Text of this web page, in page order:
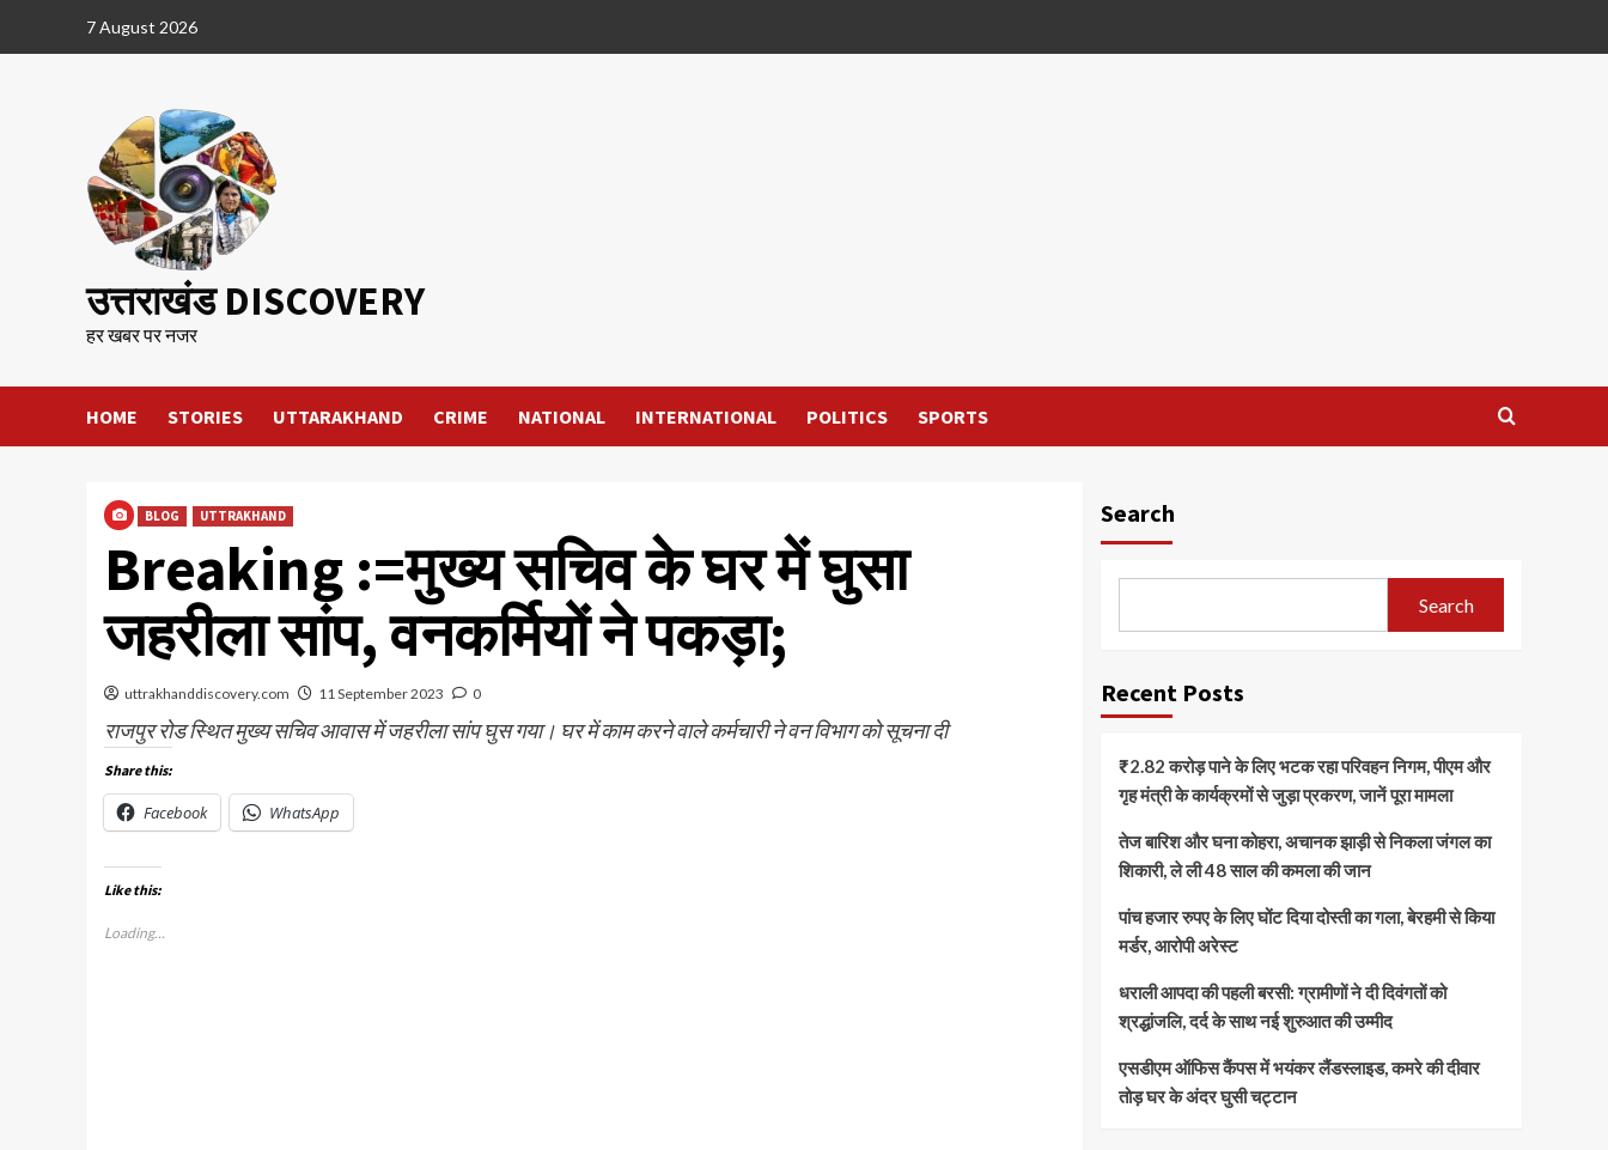
7 August 2026
उत्तराखंड DISCOVERY
हर खबर पर नजर
HOME STORIES UTTARAKHAND CRIME NATIONAL INTERNATIONAL POLITICS SPORTS
BLOG UTTRAKHAND
Breaking :=मुख्य सचिव के घर में घुसा
जहरीला सांप, वनकर्मियों ने पकड़ा;
uttrakhanddiscovery.com 11 September 2023 0
राजपुर रोड स्थित मुख्य सचिव आवास में जहरीला सांप घुस गया। घर में काम करने वाले कर्मचारी ने वन विभाग को सूचना दी
Share this:
Facebook WhatsApp
Like this:
Loading...
Search
Search
Recent Posts
₹2.82 करोड़ पाने के लिए भटक रहा परिवहन निगम, पीएम और
गृह मंत्री के कार्यक्रमों से जुड़ा प्रकरण, जानें पूरा मामला
तेज बारिश और घना कोहरा, अचानक झाड़ी से निकला जंगल का
शिकारी, ले ली 48 साल की कमला की जान
पांच हजार रुपए के लिए घोंट दिया दोस्ती का गला, बेरहमी से किया
मर्डर, आरोपी अरेस्ट
धराली आपदा की पहली बरसी: ग्रामीणों ने दी दिवंगतों को
श्रद्धांजलि, दर्द के साथ नई शुरुआत की उम्मीद
एसडीएम ऑफिस कैंपस में भयंकर लैंडस्लाइड, कमरे की दीवार
तोड़ घर के अंदर घुसी चट्टान